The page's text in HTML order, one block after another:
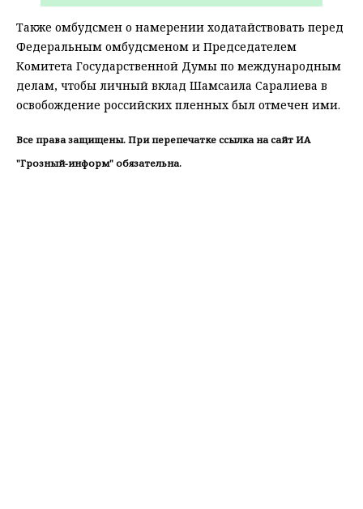
Также омбудсмен о намерении ходатайствовать перед
Федеральным омбудсменом и Председателем
Комитета Государственной Думы по международным
делам, чтобы личный вклад Шамсаила Саралиева в
освобождение российских пленных был отмечен ими.
Все права защищены. При перепечатке ссылка на сайт ИА
"Грозный-информ" обязательна.